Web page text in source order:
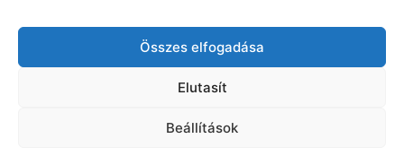
Összes elfogadása
Elutasít
Beállítások